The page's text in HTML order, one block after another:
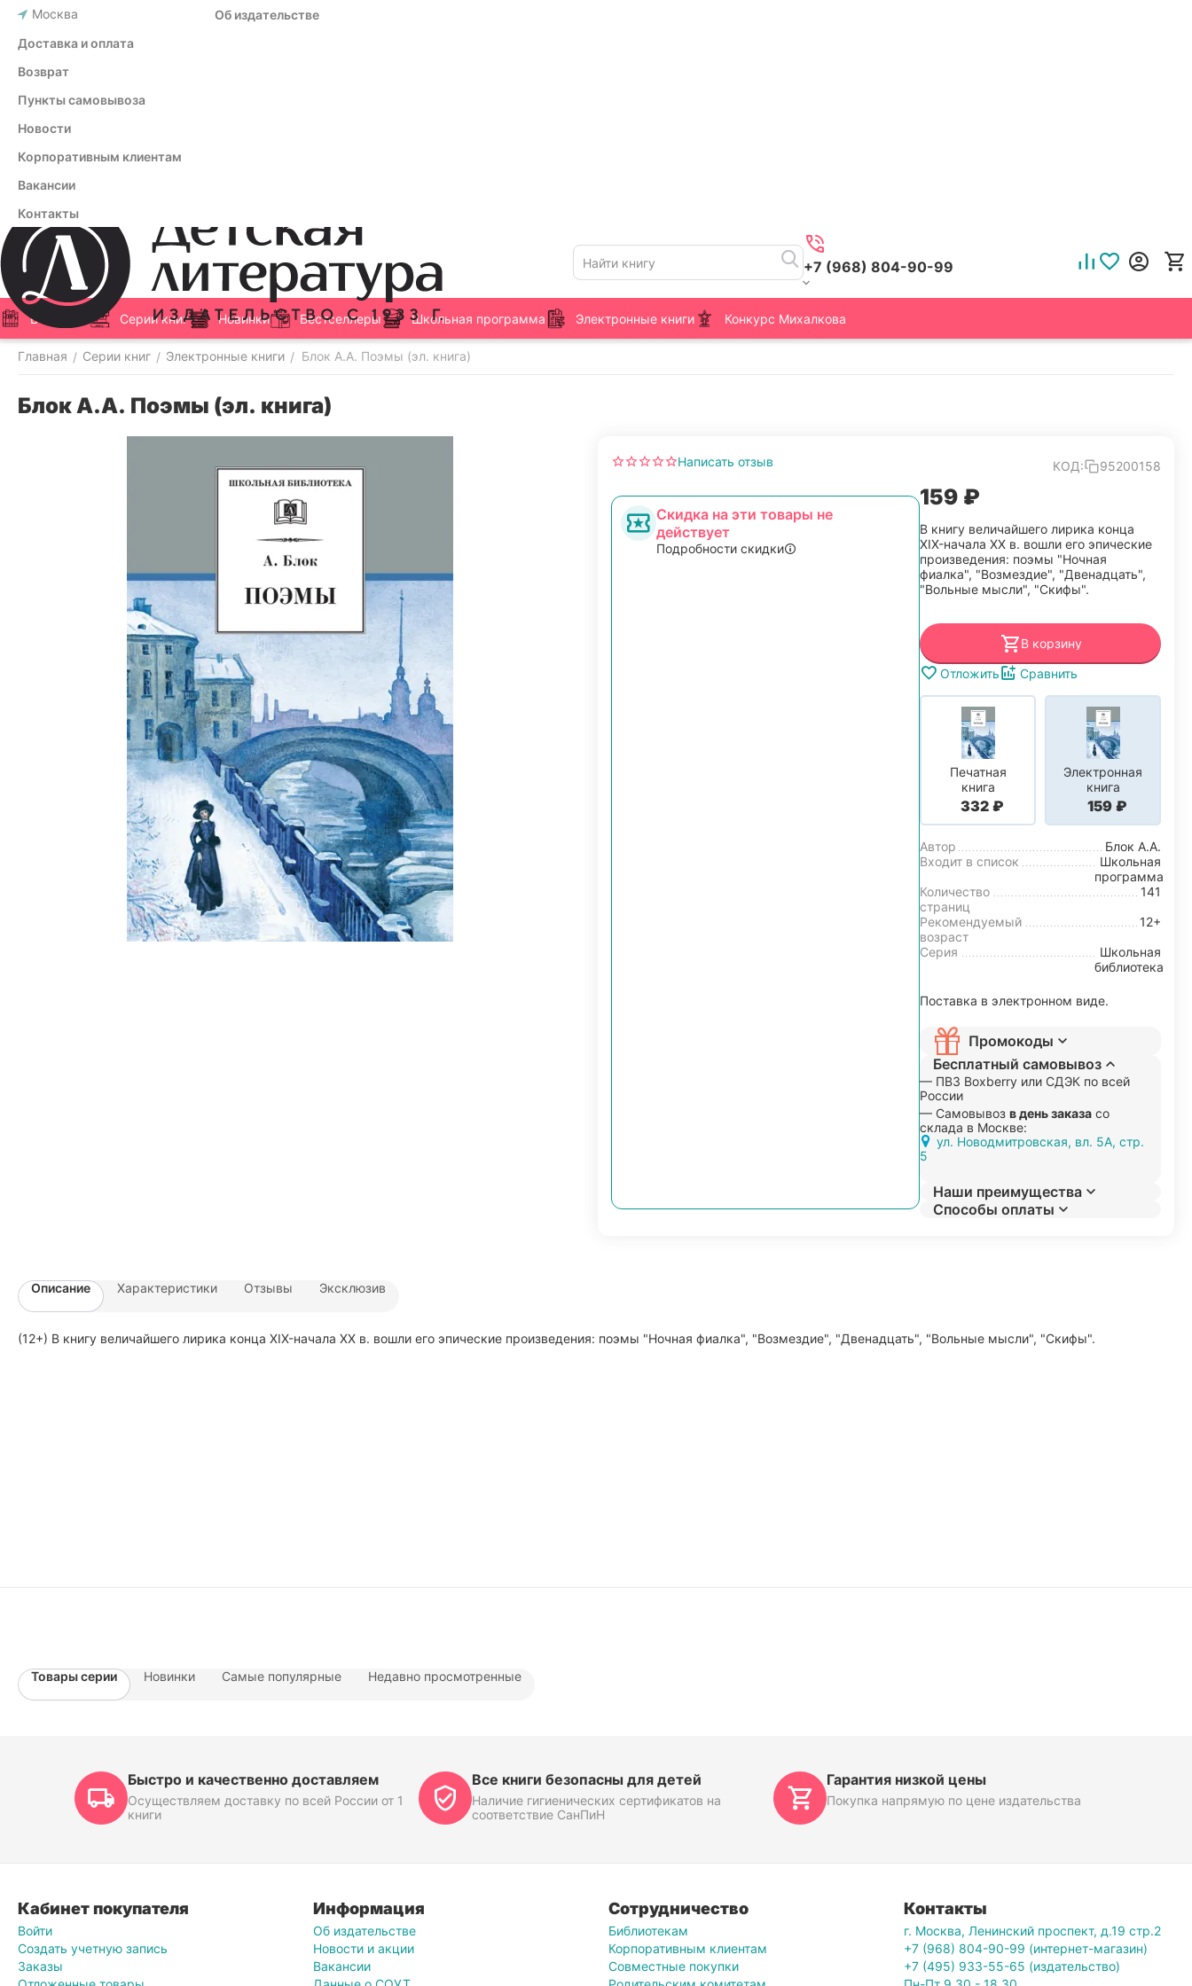
Москва
Об издательстве
Доставка и оплата
Возврат
Пункты самовывоза
Новости
Корпоративным клиентам
Вакансии
Контакты
+7 (968) 804-90-99
Все книги Серии книг Новинки Бестселлеры Школьная программа Электронные книги Конкурс Михалкова
Главная / Серии книг / Электронные книги / Блок А.А. Поэмы (эл. книга)
Блок А.А. Поэмы (эл. книга)
Написать отзыв КОД: 95200158
Скидка на эти товары не
действует
Подробности скидки
‍159‍ ₽
В книгу величайшего лирика конца
XIX-начала XX в. вошли его эпические
произведения: поэмы "Ночная
фиалка", "Возмездие", "Двенадцать",
"Вольные мысли", "Скифы".
В корзину
Отложить
Сравнить
Печатная
книга
‍332‍ ₽
Электронная
книга
‍159‍ ₽
Автор
Блок А.А.
Входит в список
Школьная
программа
Количество
страниц
141
Рекомендуемый
возраст
12+
Серия
Школьная
библиотека
Поставка в электронном виде.
Промокоды
Бесплатный самовывоз
— ПВЗ Boxberry или СДЭК по всей
России
— Самовывоз в день заказа со
склада в Москве:
ул. Новодмитровская, вл. 5А, стр.
5
Наши преимущества
Способы оплаты
Описание Характеристики Отзывы Эксклюзив
(12+) В книгу величайшего лирика конца XIX-начала XX в. вошли его эпические произведения: поэмы "Ночная фиалка", "Возмездие", "Двенадцать", "Вольные мысли", "Скифы".
Товары серии Новинки Самые популярные Недавно просмотренные
Быстро и качественно доставляем
Осуществляем доставку по всей России от 1
книги
Все книги безопасны для детей
Наличие гигиенических сертификатов на
соответствие СанПиН
Гарантия низкой цены
Покупка напрямую по цене издательства
Кабинет покупателя
Войти
Создать учетную запись
Заказы
Информация
Об издательстве
Новости и акции
Вакансии
Сотрудничество
Библиотекам
Корпоративным клиентам
Совместные покупки
Контакты
г. Москва, Ленинский проспект, д.19 стр.2
+7 (968) 804-90-99 (интернет-магазин)
+7 (495) 933-55-65 (издательство)